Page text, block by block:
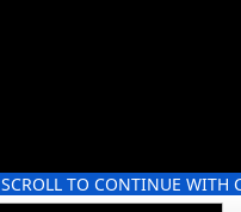
SCROLL TO CONTINUE WITH